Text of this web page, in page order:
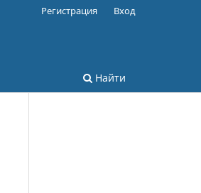
Найти
Регистрация Вход